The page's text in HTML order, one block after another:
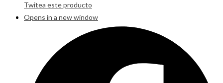
Twitea este producto
Opens in a new window